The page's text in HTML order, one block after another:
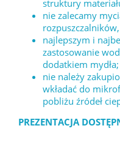
struktury
nie zalecamy
najlepszym i
zastosowanie
dodatkiem mydła;
nie należy
wkładać do
pobliżu źródeł
PREZENTACJA